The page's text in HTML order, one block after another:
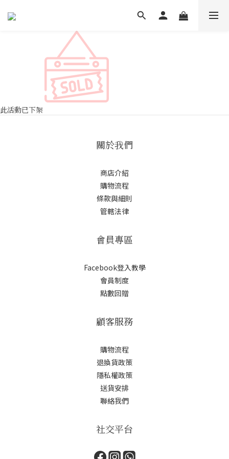
此活動已下架
關於我們
商店介紹
購物流程
條款與細則
管轄法律
會員專區
Facebook登入教學
會員制度
點數回贈
顧客服務
購物流程
退換貨政策
隱私權政策
送貨安排
聯絡我們
社交平台